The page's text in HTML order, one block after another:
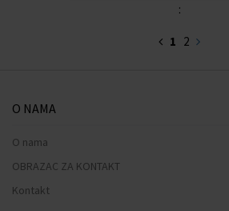
:
1 2
O NAMA
O nama
OBRAZAC ZA KONTAKT
Kontakt